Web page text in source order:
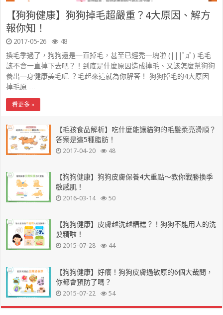
【狗狗健康】狗狗掉毛超嚴重？4大原因、解方
報你知！
2017-05-26
48
換毛季過了，狗狗還是一直掉毛，甚至已經禿一塊啦 (|||ﾟдﾟ) 毛毛
該不會一直掉下去吧？！到底是什麼原因造成掉毛、又該怎麼幫狗狗
養出一身健康美毛呢 ？毛起來這就為你解答！ 狗狗掉毛的4大原因
掉毛原 …
看更多 »
【毛孩食品解析】吃什麼能讓貓狗的毛髮柔亮滑順？
答案是這5種脂肪！
2017-04-20 48
【狗狗健康】狗狗皮膚保養4大重點～教你戰勝換季
敏感肌！
2016-03-14 50
【狗狗健康】皮膚越洗越糟糕？！狗狗不能用人的洗
髮精啦！
2015-07-28 44
【狗狗健康】好癢！狗狗皮膚過敏原的6個大哉問，
你都會預防了嗎？
2015-07-22 54